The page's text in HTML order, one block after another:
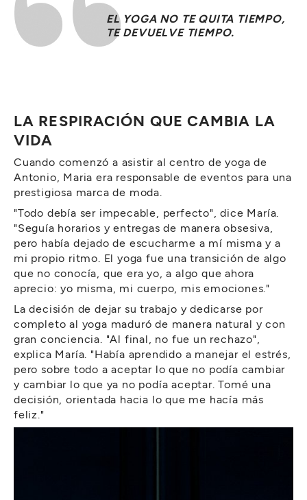
EL YOGA NO TE QUITA TIEMPO,
TE DEVUELVE TIEMPO.
LA RESPIRACIÓN QUE CAMBIA LA
VIDA
Cuando comenzó a asistir al centro de yoga de
Antonio, Maria era responsable de eventos para una
prestigiosa marca de moda.
"Todo debía ser impecable, perfecto", dice María.
"Seguía horarios y entregas de manera obsesiva,
pero había dejado de escucharme a mí misma y a
mi propio ritmo. El yoga fue una transición de algo
que no conocía, que era yo, a algo que ahora
aprecio: yo misma, mi cuerpo, mis emociones."
La decisión de dejar su trabajo y dedicarse por
completo al yoga maduró de manera natural y con
gran conciencia. "Al final, no fue un rechazo",
explica María. "Había aprendido a manejar el estrés,
pero sobre todo a aceptar lo que no podía cambiar
y cambiar lo que ya no podía aceptar. Tomé una
decisión, orientada hacia lo que me hacía más
feliz."